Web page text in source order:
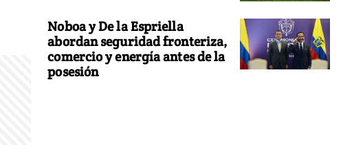
Noboa y De la Espriella
abordan seguridad fronteriza,
comercio y energía antes de la
posesión